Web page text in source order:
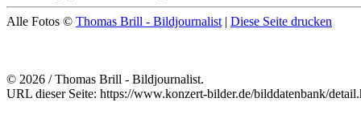
Alle Fotos © Thomas Brill - Bildjournalist | Diese Seite drucken
© 2026 / Thomas Brill - Bildjournalist.
URL dieser Seite: https://www.konzert-bilder.de/bilddatenbank/